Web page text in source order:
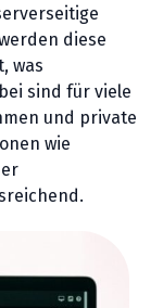
diese
was
sind für viele
und private
wie